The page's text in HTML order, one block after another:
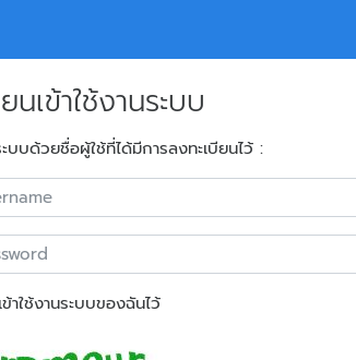
นเข้าใช้งานระบบ
บบด้วยชื่อผู้ใช้ที่ได้มีการลงทะเบียนไว้ :
าใช้งานระบบของฉันไว้